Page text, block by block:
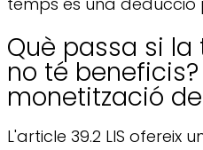
Què passa si
no té beneficis?
monetització de
L'article 39.2 LIS ofereix